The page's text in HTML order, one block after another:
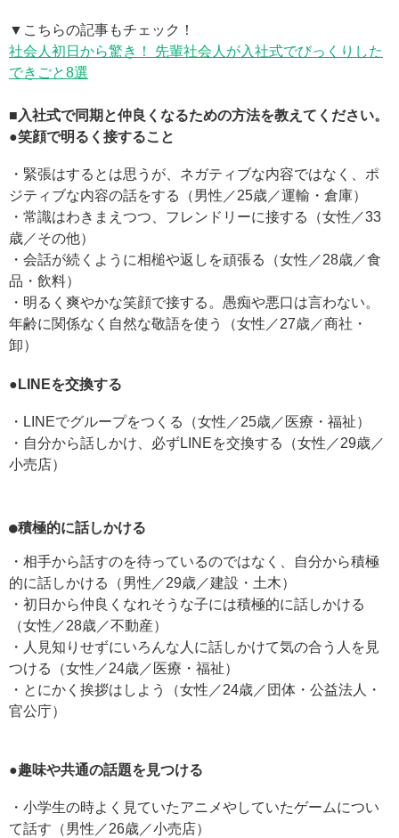
▼こちらの記事もチェック！
社会人初日から驚き！ 先輩社会人が入社式でびっくりした
できごと8選
■入社式で同期と仲良くなるための方法を教えてください。
●笑顔で明るく接すること
・緊張はするとは思うが、ネガティブな内容ではなく、ポ
ジティブな内容の話をする（男性／25歳／運輸・倉庫）
・常識はわきまえつつ、フレンドリーに接する（女性／33
歳／その他）
・会話が続くように相槌や返しを頑張る（女性／28歳／食
品・飲料）
・明るく爽やかな笑顔で接する。愚痴や悪口は言わない。
年齢に関係なく自然な敬語を使う（女性／27歳／商社・
卸）
●LINEを交換する
・LINEでグループをつくる（女性／25歳／医療・福祉）
・自分から話しかけ、必ずLINEを交換する（女性／29歳／
小売店）
●積極的に話しかける
・相手から話すのを待っているのではなく、自分から積極
的に話しかける（男性／29歳／建設・土木）
・初日から仲良くなれそうな子には積極的に話しかける
（女性／28歳／不動産）
・人見知りせずにいろんな人に話しかけて気の合う人を見
つける（女性／24歳／医療・福祉）
・とにかく挨拶はしよう（女性／24歳／団体・公益法人・
官公庁）
●趣味や共通の話題を見つける
・小学生の時よく見ていたアニメやしていたゲームについ
て話す（男性／26歳／小売店）